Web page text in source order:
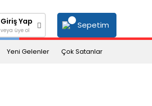
Giriş Yap
veya üye ol
Sepetim
Yeni Gelenler Çok Satanlar